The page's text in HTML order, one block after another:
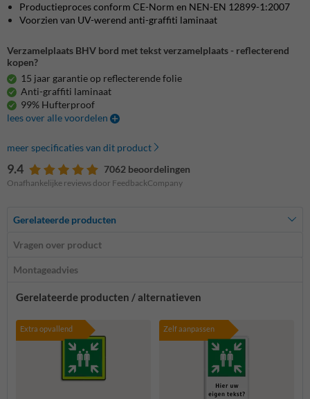
Productieproces conform CE-Norm en NEN-EN 12899-1:2007
Voorzien van UV-werend anti-graffiti laminaat
Verzamelplaats BHV bord met tekst verzamelplaats - reflecterend
kopen?
15 jaar garantie op reflecterende folie
Anti-graffiti laminaat
99% Hufterproof
lees over alle voordelen
meer specificaties van dit product
9.4 7062 beoordelingen
Onafhankelijke reviews door FeedbackCompany
Gerelateerde producten
Vragen over product
Montageadvies
Gerelateerde producten / alternatieven
Extra opvallend Zelf aanpassen